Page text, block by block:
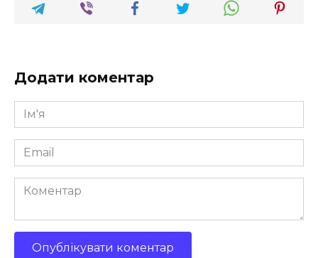
Додати коментар
Ім'я
*
Email
*
Коментар